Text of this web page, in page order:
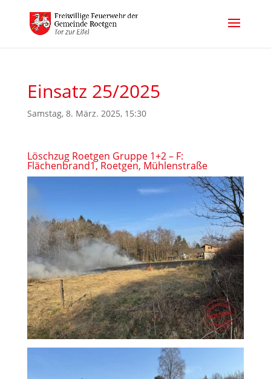
Einsatz 25/2025
Samstag, 8. März. 2025, 15:30
Löschzug Roetgen Gruppe 1+2 – F:
Flächenbrand1, Roetgen, Mühlenstraße